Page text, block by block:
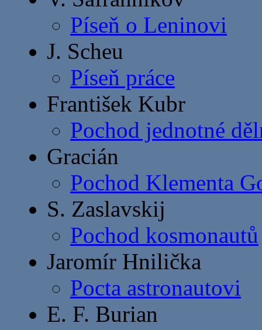
Píseň o Leninovi
J. Scheu
Píseň práce
František Kubr
Pochod jednotné
Gracián
Pochod Klementa
S. Zaslavskij
Pochod kosmonautů
Jaromír Hnilička
Pocta astronautovi
E. F. Burian